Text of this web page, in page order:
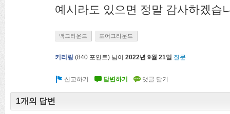
예시라도 있으면 정말 감사하겠습
백그라운드 포어그라운드
키리링 (840 포인트) 님이 2022년 9월 21일 질문
1개의 답변